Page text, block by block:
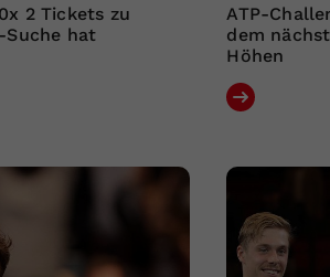
2 Tickets zu
Suche hat
ATP-
dem
Höhen